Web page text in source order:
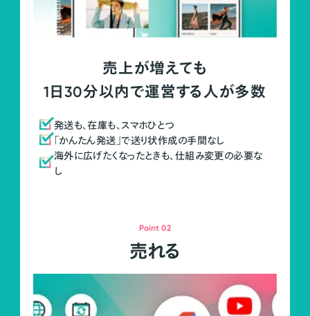
売上が増えても
1日30分以内で運営する人が多数
発送も、在庫も、スマホひとつ
「かんたん発送」で送り状作成の手間なし
海外に広げたくなったときも、仕組み変更の必要な
し
Point 02
売れる